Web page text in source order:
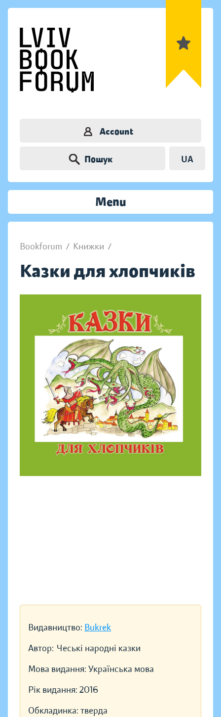
Account
Пошук UA
Menu
Bookforum / Книжки /
Казки для хлопчиків
Видавництво: Bukrek
Автор: Чеські народні казки
Мова видання: Українська мова
Рік видання: 2016
Обкладинка: тверда